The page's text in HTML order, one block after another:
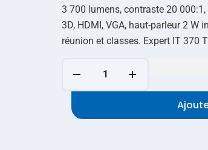
3 700 lumens, contraste 20
3D, HDMI, VGA, haut-parleur 2 W
réunion et classes. Expert IT 370